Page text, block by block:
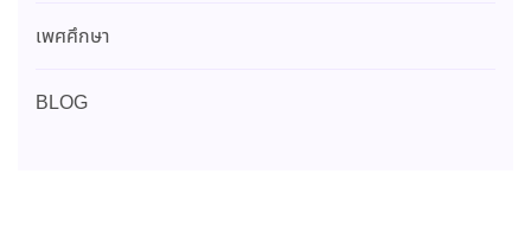
เพศศึกษา
BLOG